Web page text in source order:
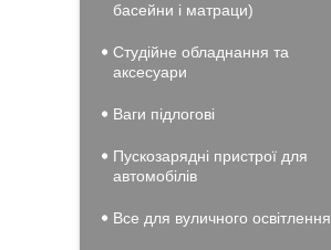
басейни і матраци)
Студійне обладнання та
аксесуари
Ваги підлогові
Пускозарядні пристрої для
автомобілів
Все для вуличного освітлення